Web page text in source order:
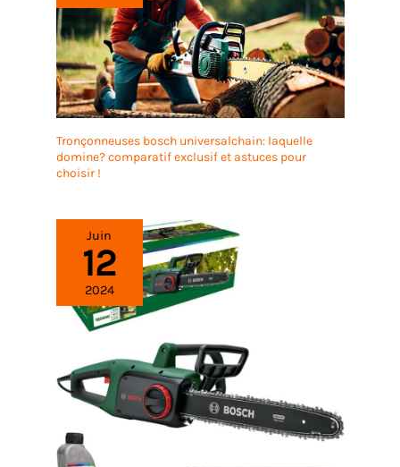
Tronçonneuses bosch universalchain: laquelle
domine? comparatif exclusif et astuces pour
choisir !
Juin
12
2024